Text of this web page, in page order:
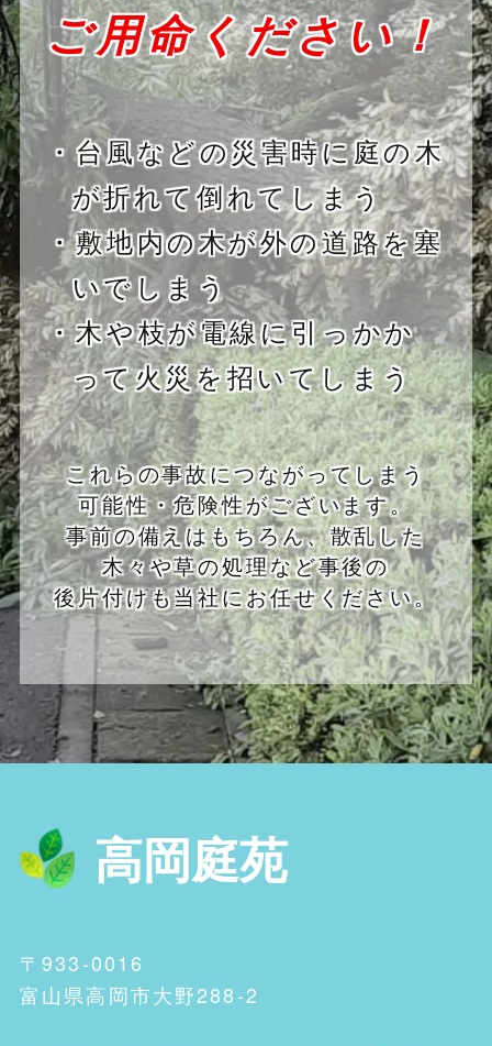
ご用命ください！
・台風などの災害時に庭の木
が折れて倒れてしまう
・敷地内の木が外の道路を塞
いでしまう
・木や枝が電線に引っかか
って火災を招いてしまう
これらの事故につながってしまう
可能性・危険性がございます。
事前の備えはもちろん、散乱した
木々や草の処理など事後の
後片付けも当社にお任せください。
高岡庭苑
〒933-0016
富山県高岡市大野288-2